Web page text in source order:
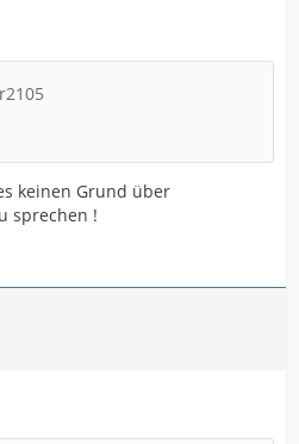
keinen Grund über
sprechen !